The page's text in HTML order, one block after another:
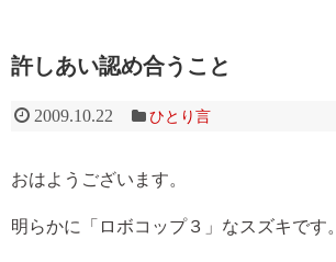
許しあい認め合うこと
2009.10.22 ひとり言
おはようございます。
明らかに「ロボコップ３」なスズキです。